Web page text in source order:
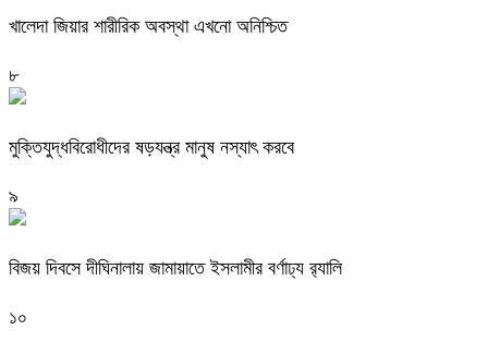
খালেদা জিয়ার শারীরিক অবস্থা এখনো অনিশ্চিত
৮
মুক্তিযুদ্ধবিরোধীদের ষড়যন্ত্র মানুষ নস্যাৎ করবে
৯
বিজয় দিবসে দীঘিনালায় জামায়াতে ইসলামীর বর্ণাঢ্য র‍্যালি
১০